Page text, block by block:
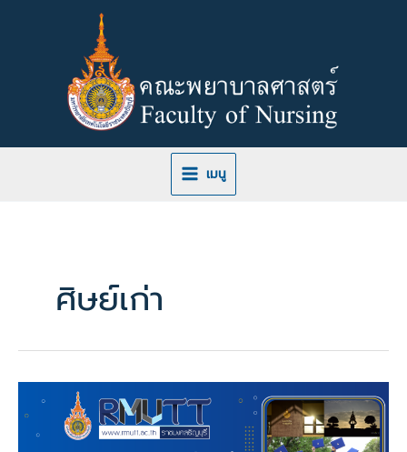
เมนู
ศิษย์เก่า
แบบสอบถาม
ภาวะ
การ